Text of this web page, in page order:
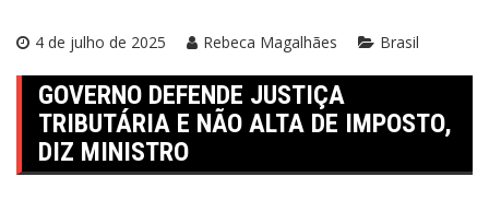
4 de julho de 2025 Rebeca Magalhães Brasil
GOVERNO DEFENDE JUSTIÇA
TRIBUTÁRIA E NÃO ALTA DE IMPOSTO,
DIZ MINISTRO